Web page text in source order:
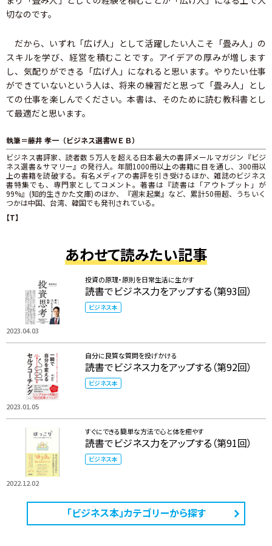
切なのです。
だから、いずれ「広げ人」として活躍したい人こそ「畳み人」の
スキルを学び、経営を積むことです。アイデアの厚みが増します
し、気配りができる「広げ人」になれると思います。やりたい仕事
ができていないという人は、将来の練習だと思って「畳み人」とし
ての仕事を楽しんでください。本書は、そのために読む教科書とし
て最適だと思います。
執筆＝藤井 孝一（ビジネス選書ＷＥＢ）
ビジネス書評家、読者数５万人を超える日本最大の書評メールマガジン『ビジ
ネス選書＆サマリー』の発行人。年間1000冊以上の書籍に目を通し、300冊以
上の書籍を読破する。有名メディアの書評を引き受けるほか、雑誌のビジネス
書特集でも、専門家としてコメント。著書は『読書は「アウトプット」が
99%』(知的生きかた文庫)のほか、『週末起業』など、累計50冊超、うちいく
つかは中国、台湾、韓国でも発刊されている。
【T】
あわせて読みたい記事
2023.04.03
投資の原理・原則を日常生活に生かす
読書でビジネス力をアップする（第93回）
ビジネス本
2023.01.05
自分に良質な質問を投げかける
読書でビジネス力をアップする（第92回）
ビジネス本
2022.12.02
すぐにできる簡単な方法で心と体を癒やす
読書でビジネス力をアップする（第91回）
ビジネス本
「ビジネス本」カテゴリーから探す